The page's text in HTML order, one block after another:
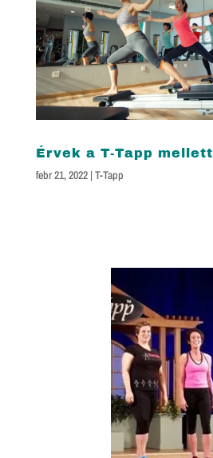
Érvek a T-Tapp mellett
febr 21, 2022| T-Tapp